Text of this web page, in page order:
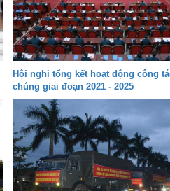
Hội nghị tổng kết hoạt động công
chúng giai đoạn 2021 - 2025